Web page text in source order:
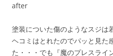
after
塗装についた傷のようなスジは
ヘコミはとれたのでパッと見た
た・・・でも『魔のプレスライ